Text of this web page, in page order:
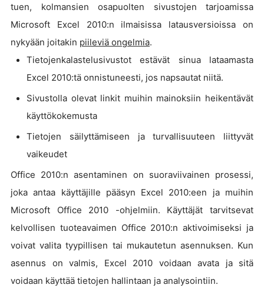
tuen, kolmansien osapuolten sivustojen tarjoamissa
Microsoft Excel 2010:n ilmaisissa latausversioissa on
nykyään joitakin piileviä ongelmia.
Tietojenkalastelusivustot estävät sinua lataamasta
Excel 2010:tä onnistuneesti, jos napsautat niitä.
Sivustolla olevat linkit muihin mainoksiin heikentävät
käyttökokemusta
Tietojen säilyttämiseen ja turvallisuuteen liittyvät
vaikeudet
Office 2010:n asentaminen on suoraviivainen prosessi,
joka antaa käyttäjille pääsyn Excel 2010:een ja muihin
Microsoft Office 2010 -ohjelmiin. Käyttäjät tarvitsevat
kelvollisen tuoteavaimen Office 2010:n aktivoimiseksi ja
voivat valita tyypillisen tai mukautetun asennuksen. Kun
asennus on valmis, Excel 2010 voidaan avata ja sitä
voidaan käyttää tietojen hallintaan ja analysointiin.